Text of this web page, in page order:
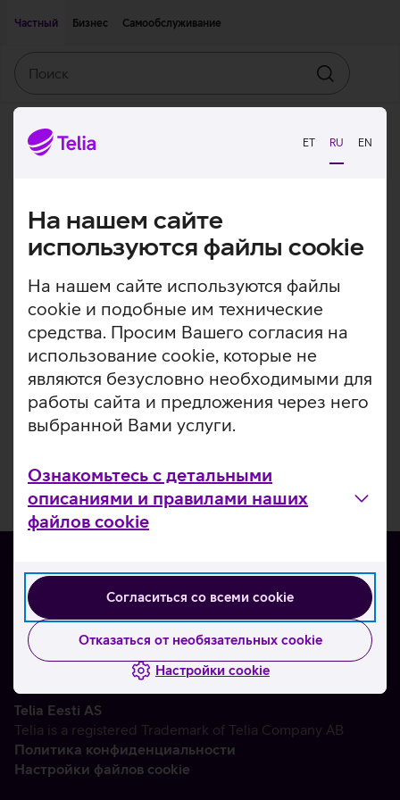
ET RU EN
На нашем сайте
используются файлы cookie
На нашем сайте используются файлы
cookie и подобные им технические
средства. Просим Вашего согласия на
использование cookie, которые не
являются безусловно необходимыми для
работы сайта и предложения через него
выбранной Вами услуги.
Ознакомьтесь с детальными
описаниями и правилами наших
файлов cookie
Согласиться со всеми cookie
Отказаться от необязательных cookie
Настройки cookie
Частный
Бизнес Самообслуживание
Искать
О нас
Контакты
Партнерам
Telia Eesti AS
Telia is a registered Trademark of Telia Company AB
Политика конфиденциальности
Настройки файлов cookie